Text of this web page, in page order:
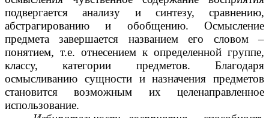
подвергается анализу и синтезу, сравнению,
абстрагированию и обобщению. Осмысление
предмета завершается названием его словом –
понятием, т.е. отнесением к определенной группе,
классу, категории предметов. Благодаря
осмысливанию сущности и назначения предметов
становится возможным их целенаправленное
использование.